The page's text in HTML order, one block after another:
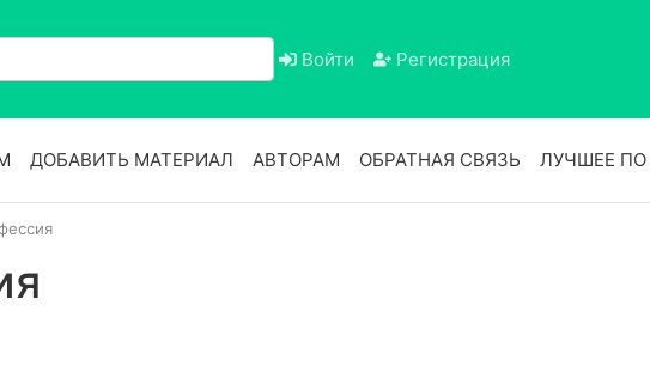
Войти Регистрация
ДОБАВИТЬ МАТЕРИАЛ АВТОРАМ ОБРАТНАЯ СВЯЗЬ ЛУЧШЕЕ